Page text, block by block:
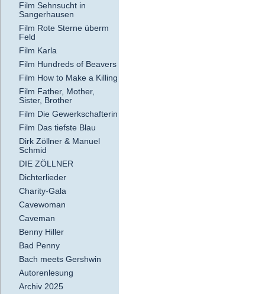
Film Sehnsucht in
Sangerhausen
Film Rote Sterne überm
Feld
Film Karla
Film Hundreds of Beavers
Film How to Make a Killing
Film Father, Mother,
Sister, Brother
Film Die Gewerkschafterin
Film Das tiefste Blau
Dirk Zöllner & Manuel
Schmid
DIE ZÖLLNER
Dichterlieder
Charity-Gala
Cavewoman
Caveman
Benny Hiller
Bad Penny
Bach meets Gershwin
Autorenlesung
Archiv 2025